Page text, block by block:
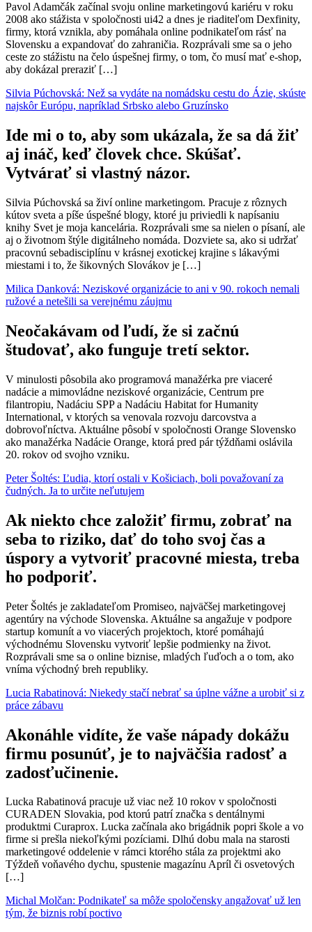
Pavol Adamčák začínal svoju online marketingovú kariéru v roku
2008 ako stážista v spoločnosti ui42 a dnes je riaditeľom Dexfinity,
firmy, ktorá vznikla, aby pomáhala online podnikateľom rásť na
Slovensku a expandovať do zahraničia. Rozprávali sme sa o jeho
ceste zo stážistu na čelo úspešnej firmy, o tom, čo musí mať e-shop,
aby dokázal preraziť […]
Silvia Púchovská: Než sa vydáte na nomádsku cestu do Ázie, skúste
najskôr Európu, napríklad Srbsko alebo Gruzínsko
Ide mi o to, aby som ukázala, že sa dá žiť
aj ináč, keď človek chce. Skúšať.
Vytvárať si vlastný názor.
Silvia Púchovská sa živí online marketingom. Pracuje z rôznych
kútov sveta a píše úspešné blogy, ktoré ju priviedli k napísaniu
knihy Svet je moja kancelária. Rozprávali sme sa nielen o písaní, ale
aj o životnom štýle digitálneho nomáda. Dozviete sa, ako si udržať
pracovnú sebadisciplínu v krásnej exotickej krajine s lákavými
miestami i to, že šikovných Slovákov je […]
Milica Danková: Neziskové organizácie to ani v 90. rokoch nemali
ružové a netešili sa verejnému záujmu
Neočakávam od ľudí, že si začnú
študovať, ako funguje tretí sektor.
V minulosti pôsobila ako programová manažérka pre viaceré
nadácie a mimovládne neziskové organizácie, Centrum pre
filantropiu, Nadáciu SPP a Nadáciu Habitat for Humanity
International, v ktorých sa venovala rozvoju darcovstva a
dobrovoľníctva. Aktuálne pôsobí v spoločnosti Orange Slovensko
ako manažérka Nadácie Orange, ktorá pred pár týždňami oslávila
20. rokov od svojho vzniku.
Peter Šoltés: Ľudia, ktorí ostali v Košiciach, boli považovaní za
čudných. Ja to určite neľutujem
Ak niekto chce založiť firmu, zobrať na
seba to riziko, dať do toho svoj čas a
úspory a vytvoriť pracovné miesta, treba
ho podporiť.
Peter Šoltés je zakladateľom Promiseo, najväčšej marketingovej
agentúry na východe Slovenska. Aktuálne sa angažuje v podpore
startup komunít a vo viacerých projektoch, ktoré pomáhajú
východnému Slovensku vytvoriť lepšie podmienky na život.
Rozprávali sme sa o online biznise, mladých ľuďoch a o tom, ako
vníma východný breh republiky.
Lucia Rabatinová: Niekedy stačí nebrať sa úplne vážne a urobiť si z
práce zábavu
Akonáhle vidíte, že vaše nápady dokážu
firmu posunúť, je to najväčšia radosť a
zadosťučinenie.
Lucka Rabatinová pracuje už viac než 10 rokov v spoločnosti
CURADEN Slovakia, pod ktorú patrí značka s dentálnymi
produktmi Curaprox. Lucka začínala ako brigádnik popri škole a vo
firme si prešla niekoľkými pozíciami. Dlhú dobu mala na starosti
marketingové oddelenie v rámci ktorého stála za projektmi ako
Týždeň voňavého dychu, spustenie magazínu Apríl či osvetových
[…]
Michal Molčan: Podnikateľ sa môže spoločensky angažovať už len
tým, že biznis robí poctivo